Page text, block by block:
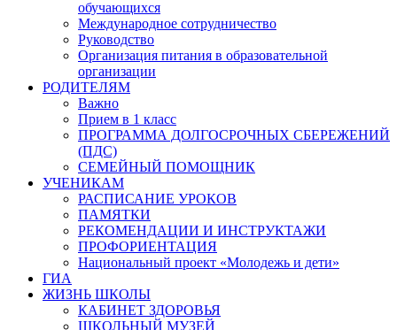
обучающихся
Международное сотрудничество
Руководство
Организация питания в образовательной
организации
РОДИТЕЛЯМ
Важно
Прием в 1 класс
ПРОГРАММА ДОЛГОСРОЧНЫХ СБЕРЕЖЕНИЙ
(ПДС)
СЕМЕЙНЫЙ ПОМОЩНИК
УЧЕНИКАМ
РАСПИСАНИЕ УРОКОВ
ПАМЯТКИ
РЕКОМЕНДАЦИИ И ИНСТРУКТАЖИ
ПРОФОРИЕНТАЦИЯ
Национальный проект «Молодежь и дети»
ГИА
ЖИЗНЬ ШКОЛЫ
КАБИНЕТ ЗДОРОВЬЯ
ШКОЛЬНЫЙ МУЗЕЙ